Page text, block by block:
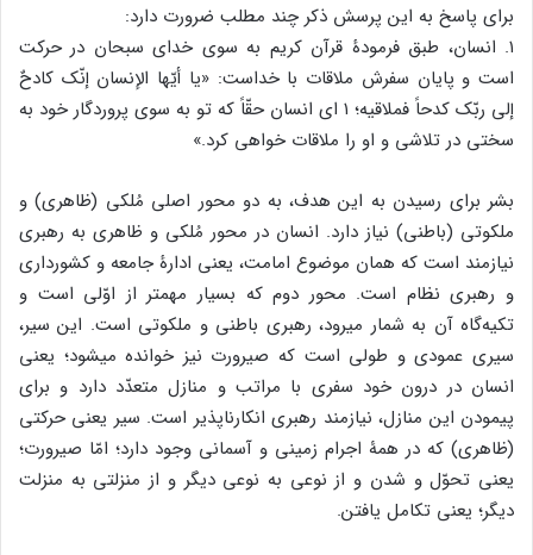
برای پاسخ به این پرسش ذکر چند مطلب ضرورت دارد:
۱. انسان، طبق فرمودۀ قرآن کریم به سوی خدای سبحان در حرکت
است و پایان سفرش ملاقات با خداست: «یا أیّها الإنسان إنّک کادحٌ
إلی ربّک کدحاً فملاقیه؛ ۱ ای انسان حقّاً که تو به سوی پروردگار خود به
سختی در تلاشی و او را ملاقات خواهی کرد.»
بشر برای رسیدن به این هدف، به دو محور اصلی مُلکی (ظاهری) و
ملکوتی (باطنی) نیاز دارد. انسان در محور مُلکی و ظاهری به رهبری
نیازمند است که همان موضوع امامت، یعنی ادارۀ جامعه و کشورداری
و رهبری نظام است. محور دوم که بسیار مهم‏تر از اوّلی است و
تکیه‌گاه آن به شمار می‏رود، رهبری باطنی و ملکوتی است. این سیر،
سیری عمودی و طولی است که صیرورت‏ نیز خوانده می‏شود؛ یعنی
انسان در درون خود سفری با مراتب و منازل متعدّد دارد و برای
پیمودن این منازل، نیازمند رهبری انکارناپذیر است. سیر یعنی حرکتی
(ظاهری) که در همۀ اجرام زمینی و آسمانی وجود دارد؛ امّا صیرورت؛
یعنی تحوّل و شدن و از نوعی به نوعی دیگر و از منزلتی به منزلت
دیگر؛ یعنی تکامل یافتن.